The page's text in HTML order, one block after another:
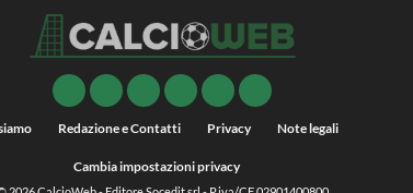
Redazione e Contatti Privacy Note legali
Cambia impostazioni privacy